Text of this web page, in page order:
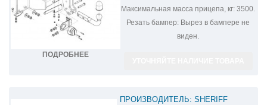
ПОДРОБНЕЕ
Максимальная масса прицепа, кг: 3500.
Резать бампер: Вырез в бампере не
виден.
ПРОИЗВОДИТЕЛЬ: SHERIFF